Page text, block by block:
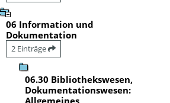
06 Information und
Dokumentation
2 Einträge
06.30 Bibliothekswesen,
Dokumentationswesen:
Allgemeines